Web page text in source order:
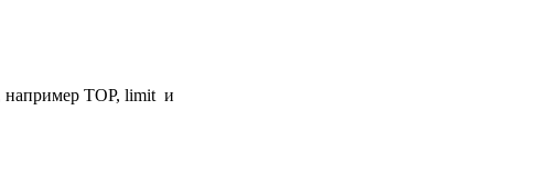
например TOP, limit и